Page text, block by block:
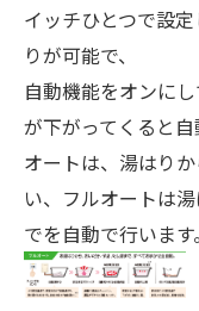
イッチひとつで設
りが可能で、
自動機能をオンに
が下がってくると自
オートは、湯はり
い、フルオートは
でを自動で行います。